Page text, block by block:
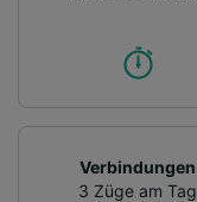
Verbindungen
3 Züge am Tag